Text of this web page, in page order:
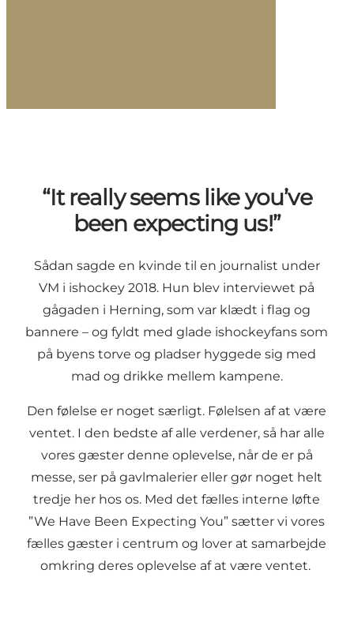
“It really seems like you’ve
been expecting us!”
Sådan sagde en kvinde til en journalist under
VM i ishockey 2018. Hun blev interviewet på
gågaden i Herning, som var klædt i flag og
bannere – og fyldt med glade ishockeyfans som
på byens torve og pladser hyggede sig med
mad og drikke mellem kampene.
Den følelse er noget særligt. Følelsen af at være
ventet. I den bedste af alle verdener, så har alle
vores gæster denne oplevelse, når de er på
messe, ser på gavlmalerier eller gør noget helt
tredje her hos os. Med det fælles interne løfte
”We Have Been Expecting You” sætter vi vores
fælles gæster i centrum og lover at samarbejde
omkring deres oplevelse af at være ventet.